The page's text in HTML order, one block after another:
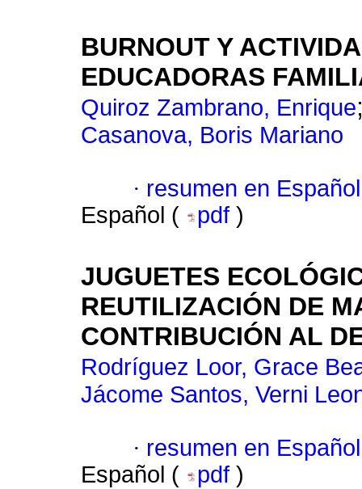
BURNOUT Y
EDUCADORAS
Quiroz Zambrano, Enrique
Casanova, Boris Mariano
· resumen en Español
Español (
pdf )
JUGUETES
REUTILIZACIÓN DE
CONTRIBUCIÓN AL
Rodríguez Loor, Grace
Jácome Santos, Verni
· resumen en Español
Español (
pdf )